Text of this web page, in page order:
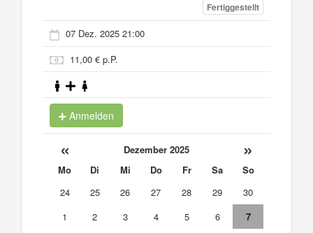
Fertiggestellt
07 Dez. 2025 21:00
11,00 € p.P.
Anmelden
« Dezember 2025 »
Mo Di Mi Do Fr Sa
So
24
25 26 27 28 29
30
1
2 3 4 5 6
7